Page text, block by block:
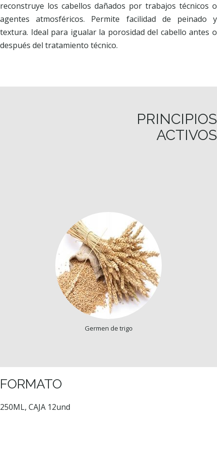
reconstruye los cabellos dañados por trabajos técnicos o
agentes atmosféricos. Permite facilidad de peinado y
textura. Ideal para igualar la porosidad del cabello antes o
después del tratamiento técnico.
PRINCIPIOS
ACTIVOS
Germen de trigo
FORMATO
250ML, CAJA 12und